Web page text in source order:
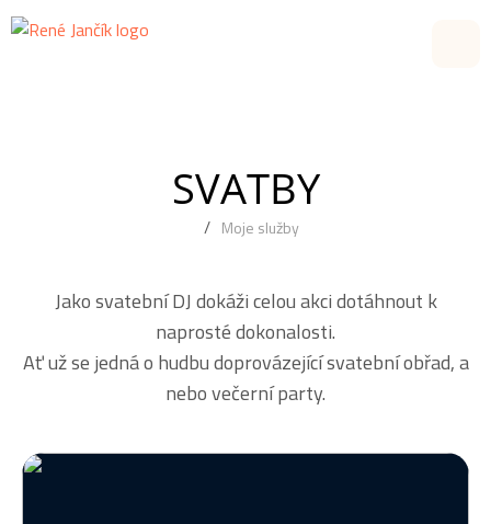
Reference
Kontakt
Objednat
SVATBY
Moje služby
Jako svatební DJ dokáži celou akci dotáhnout k
naprosté dokonalosti.
Ať už se jedná o hudbu doprovázející svatební obřad, a
nebo večerní party.